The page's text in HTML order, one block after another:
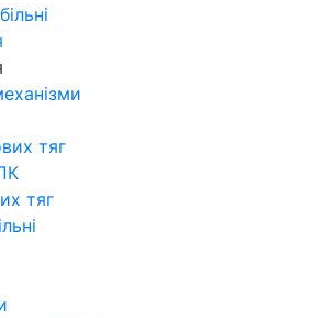
тяг
тяг